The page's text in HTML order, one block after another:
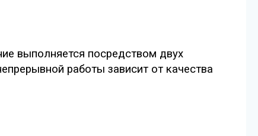
выполняется посредством двух
работы зависит от качества